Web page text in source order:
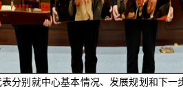
分别就中心基本情况、发展规划和下